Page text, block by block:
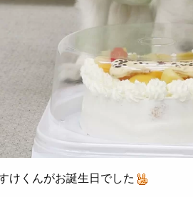
けくんがお誕生日でした